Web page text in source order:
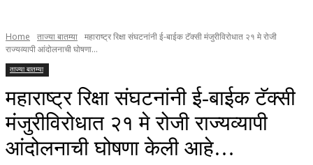
Home ताज्या बातम्या महाराष्ट्र रिक्षा संघटनांनी ई-बाईक टॅक्सी मंजुरीविरोधात २१ मे रोजी
राज्यव्यापी आंदोलनाची घोषणा...
ताज्या बातम्या
महाराष्ट्र रिक्षा संघटनांनी ई-बाईक टॅक्सी
मंजुरीविरोधात २१ मे रोजी राज्यव्यापी
आंदोलनाची घोषणा केली आहे…